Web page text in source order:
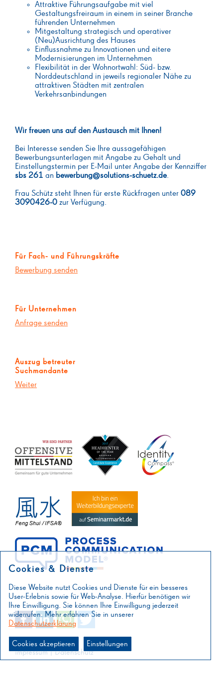
Attraktive Führungsaufgabe mit viel
Gestaltungsfreiraum in einem in seiner Branche
führenden Unternehmen
Mitgestaltung strategisch und operativer
(Neu)Ausrichtung des Hauses
Einflussnahme zu Innovationen und eitere
Modernisierungen im Unternehmen
Flexibilität in der Wohnortwahl: Süd- bzw.
Norddeutschland in jeweils regionaler Nähe zu
attraktiven Städten mit zentralen
Verkehrsanbindungen
Wir freuen uns auf den Austausch mit Ihnen!
Bei Interesse senden Sie Ihre aussagefähigen
Bewerbungsunterlagen mit Angabe zu Gehalt und
Einstellungstermin per E-Mail unter Angabe der Kennziffer
sbs 261 an bewerbung@solutions-schuetz.de.
Frau Schütz steht Ihnen für erste Rückfragen unter 089
3090426-0 zur Verfügung.
Für Fach- und Führungskräfte
Bewerbung senden
Für Unternehmen
Anfrage senden
Auszug betreuter
Suchmandante
Weiter
Impressum|Datenschutz
Cookies & Dienste
Diese Website nutzt Cookies und Dienste für ein besseres
User-Erlebnis sowie für Web-Analyse. Hierfür benötigen wir
Ihre Einwilligung. Sie können Ihre Einwilligung jederzeit
widerrufen. Mehr erfahren Sie in unserer
Datenschutzerklärung
Cookies akzeptieren Einstellungen